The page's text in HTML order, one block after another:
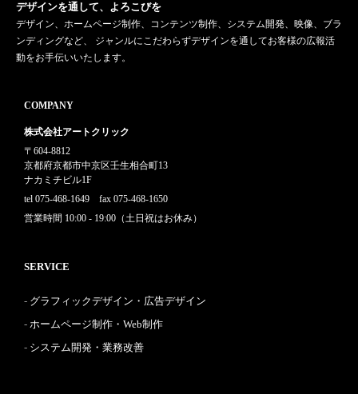
デザインを通して、よろこびを
デザイン、ホームページ制作、コンテンツ制作、システム開発、映像、ブラ
ンディングなど、 ジャンルにこだわらずデザインを通してお客様の広報活
動をお手伝いいたします。
COMPANY
株式会社アートクリック
〒604-8812
京都府京都市中京区壬生相合町13
ナカミチビル1F
tel 075-468-1649 fax 075-468-1650
営業時間 10:00 - 19:00（土日祝はお休み）
SERVICE
グラフィックデザイン・広告デザイン
ホームページ制作・Web制作
システム開発・業務改善